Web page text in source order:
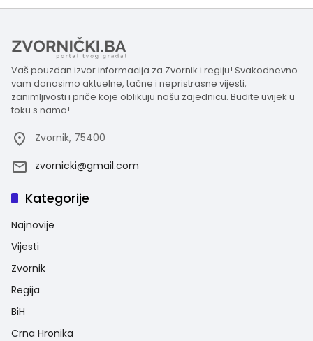
Vaš pouzdan izvor informacija za Zvornik i regiju! Svakodnevno
vam donosimo aktuelne, tačne i nepristrasne vijesti,
zanimljivosti i priče koje oblikuju našu zajednicu. Budite uvijek u
toku s nama!
Zvornik, 75400
zvornicki@gmail.com
Kategorije
Najnovije
Vijesti
Zvornik
Regija
BiH
Crna Hronika